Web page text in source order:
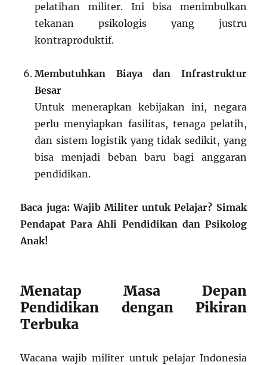
pelatihan militer. Ini bisa menimbulkan
tekanan psikologis yang justru
kontraproduktif.
Membutuhkan Biaya dan Infrastruktur
Besar
Untuk menerapkan kebijakan ini, negara
perlu menyiapkan fasilitas, tenaga pelatih,
dan sistem logistik yang tidak sedikit, yang
bisa menjadi beban baru bagi anggaran
pendidikan.
Baca juga: Wajib Militer untuk Pelajar? Simak
Pendapat Para Ahli Pendidikan dan Psikolog
Anak!
Menatap Masa Depan
Pendidikan dengan Pikiran
Terbuka
Wacana wajib militer untuk pelajar Indonesia